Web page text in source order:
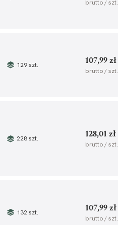
brutto / szt.
129 szt. 107,99 zł
brutto / szt.
228 szt. 128,01 zł
brutto / szt.
132 szt. 107,99 zł
brutto / szt.